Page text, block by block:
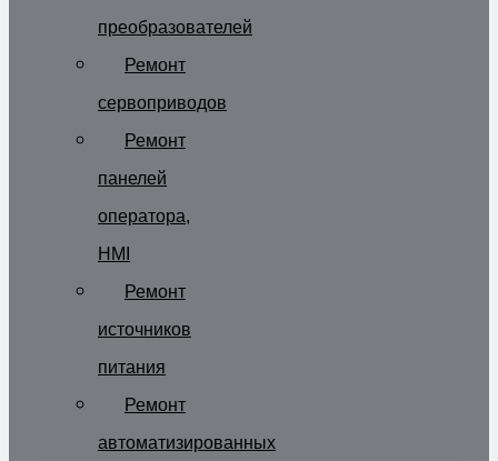
преобразователей
Ремонт
сервоприводов
Ремонт
панелей
оператора,
HMI
Ремонт
источников
питания
Ремонт
автоматизированных